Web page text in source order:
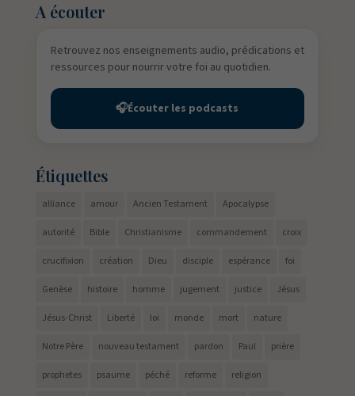
A écouter
Retrouvez nos enseignements audio, prédications et
ressources pour nourrir votre foi au quotidien.
🎧Écouter les podcasts
Étiquettes
alliance amour Ancien Testament Apocalypse
autorité Bible Christianisme commandement croix
crucifixion création Dieu disciple espérance foi
Genèse histoire homme jugement justice Jésus
Jésus-Christ Liberté loi monde mort nature
Notre Père nouveau testament pardon Paul prière
prophetes psaume péché reforme religion